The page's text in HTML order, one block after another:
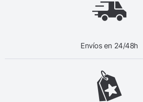
Envíos en 24/48h